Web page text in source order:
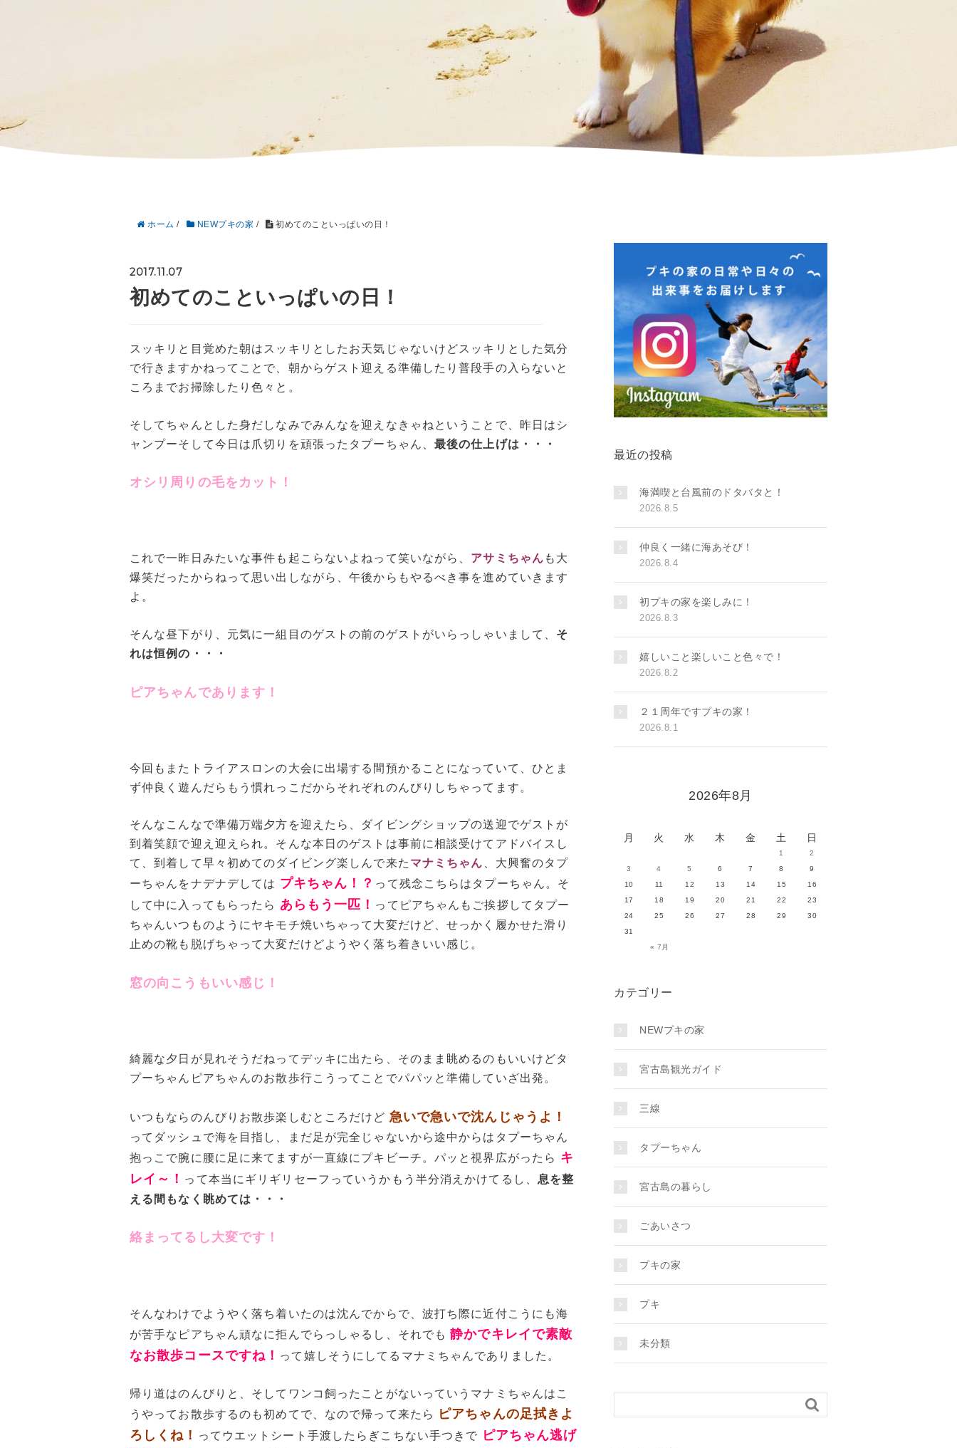
ホーム / NEWプキの家 / 初めてのこといっぱいの日！
2017.11.07
初めてのこといっぱいの日！
スッキリと目覚めた朝はスッキリとしたお天気じゃないけどスッキリとした気分
で行きますかねってことで、朝からゲスト迎える準備したり普段手の入らないと
ころまでお掃除したり色々と。
そしてちゃんとした身だしなみでみんなを迎えなきゃねということで、昨日はシ
ャンプーそして今日は爪切りを頑張ったタプーちゃん、 最後の仕上げは・・・
オシリ周りの毛をカット！
これで一昨日みたいな事件も起こらないよねって笑いながら、 アサミちゃん も大
爆笑だったからねって思い出しながら、午後からもやるべき事を進めていきます
よ。
そんな昼下がり、元気に一組目のゲストの前のゲストがいらっしゃいまして、 そ
れは恒例の・・・
ピアちゃんであります！
今回もまたトライアスロンの大会に出場する間預かることになっていて、ひとま
ず仲良く遊んだらもう慣れっこだからそれぞれのんびりしちゃってます。
そんなこんなで準備万端夕方を迎えたら、ダイビングショップの送迎でゲストが
到着笑顔で迎え迎えられ。そんな本日のゲストは事前に相談受けてアドバイスし
て、到着して早々初めてのダイビング楽しんで来た マナミちゃん 、大興奮のタプ
ーちゃんをナデナデしては プキちゃん！？ って残念こちらはタプーちゃん。そ
して中に入ってもらったら あらもう一匹！ ってピアちゃんもご挨拶してタプー
ちゃんいつものようにヤキモチ焼いちゃって大変だけど、せっかく履かせた滑り
止めの靴も脱げちゃって大変だけどようやく落ち着きいい感じ。
窓の向こうもいい感じ！
綺麗な夕日が見れそうだねってデッキに出たら、そのまま眺めるのもいいけどタ
プーちゃんピアちゃんのお散歩行こうってことでパパッと準備していざ出発。
いつもならのんびりお散歩楽しむところだけど 急いで急いで沈んじゃうよ！
ってダッシュで海を目指し、まだ足が完全じゃないから途中からはタプーちゃん
抱っこで腕に腰に足に来てますが一直線にプキビーチ。パッと視界広がったら キ
レイ～！ って本当にギリギリセーフっていうかもう半分消えかけてるし、 息を整
える間もなく眺めては・・・
絡まってるし大変です！
そんなわけでようやく落ち着いたのは沈んでからで、波打ち際に近付こうにも海
が苦手なピアちゃん頑なに拒んでらっしゃるし、それでも静かでキレイで素敵
なお散歩コースですね！ って嬉しそうにしてるマナミちゃんでありました。
帰り道はのんびりと、そしてワンコ飼ったことがないっていうマナミちゃんはこ
うやってお散歩するのも初めてで、なので帰って来たら
ピアちゃんの足拭きよ
ろしくね！
ってウエットシート手渡したらぎこちない手つきで ピアちゃん逃げ
最近の投稿
海満喫と台風前のドタバタと！
2026.8.5
仲良く一緒に海あそび！
2026.8.4
初プキの家を楽しみに！
2026.8.3
嬉しいこと楽しいこと色々で！
2026.8.2
２１周年ですプキの家！
2026.8.1
2026年8月
月 火 水 木 金 土 日
« 7月
1
2
3
4 5 6 7 8
9
10
11 12 13 14 15
16
17
18 19 20 21 22
23
24
25 26 27 28 29
30
31
カテゴリー
NEWプキの家
宮古島観光ガイド
三線
タプーちゃん
宮古島の暮らし
ごあいさつ
プキの家
プキ
未分類
